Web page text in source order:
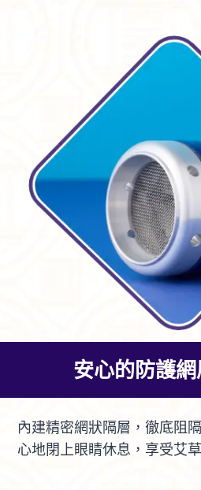
安心的防護網
內建精密網狀隔層，徹底阻
心地閉上眼睛休息，享受艾